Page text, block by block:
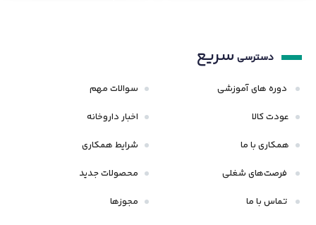
دسترسی سریع
دوره های آموزشی
عودت کالا
همکاری با ما
فرصت‌های شغلی
تماس با ما
سوالات مهم
اخبار داروخانه
شرایط همکاری
محصولات جدید
مجوزها